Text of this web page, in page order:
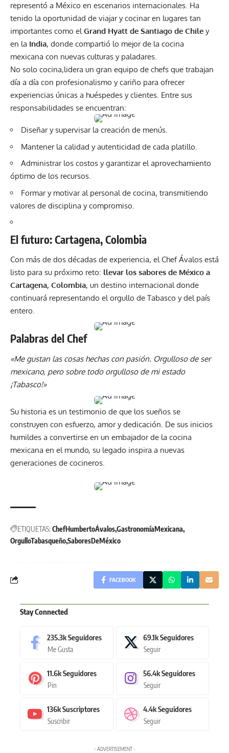
representó a México en escenarios internacionales. Ha
tenido la oportunidad de viajar y cocinar en lugares tan
importantes como elGrand Hyatt de Santiago de Chile y
en la India, donde compartió lo mejor de la cocina
mexicana con nuevas culturas y paladares.
No solo cocina,lidera un gran equipo de chefs que trabajan
día a día con profesionalismo y cariño para ofrecer
experiencias únicas a huéspedes y clientes. Entre sus
responsabilidades se encuentran:
Diseñar y supervisar la creación de menús.
Mantener la calidad y autenticidad de cada platillo.
Administrar los costos y garantizar el aprovechamiento
óptimo de los recursos.
Formar y motivar al personal de cocina, transmitiendo
valores de disciplina y compromiso.
El futuro: Cartagena, Colombia
Con más de dos décadas de experiencia, el Chef Ávalos está
listo para su próximo reto: llevar los sabores de México a
Cartagena, Colombia, un destino internacional donde
continuará representando el orgullo de Tabasco y del país
entero.
Palabras del Chef
«Me gustan las cosas hechas con pasión. Orgulloso de ser
mexicano, pero sobre todo orgulloso de mi estado
¡Tabasco!»
Su historia es un testimonio de que los sueños se
construyen con esfuerzo, amor y dedicación. De sus inicios
humildes a convertirse en un embajador de la cocina
mexicana en el mundo, su legado inspira a nuevas
generaciones de cocineros.
ETIQUETAS: ChefHumbertoÁvalosGastronomíaMexicana
OrgulloTabasqueñoSaboresDeMéxico
FACEBOOK
Stay Connected
235.3kSeguidores
Me Gusta
69.1kSeguidores
Seguir
11.6kSeguidores
Pin
56.4kSeguidores
Seguir
136kSuscriptores
Suscribir
4.4kSeguidores
Seguir
- ADVERTISEMENT -